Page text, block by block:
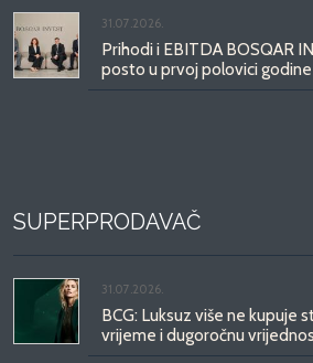
31.07.2026.
Prihodi i EBITDA BOSQAR
posto u prvoj polovici godine
SUPERPRODAVAČ
31.07.2026.
BCG: Luksuz više ne kupuje
vrijeme i dugoročnu